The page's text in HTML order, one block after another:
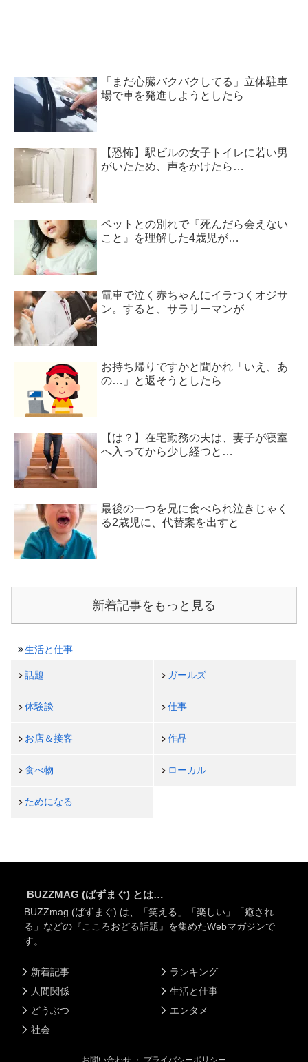
「まだ心臓バクバクしてる」立体駐車
場で車を発進しようとしたら
【恐怖】駅ビルの女子トイレに若い男
がいたため、声をかけたら…
ペットとの別れで『死んだら会えない
こと』を理解した4歳児が…
電車で泣く赤ちゃんにイラつくオジサ
ン。すると、サラリーマンが
お持ち帰りですかと聞かれ「いえ、あ
の…」と返そうとしたら
【は？】在宅勤務の夫は、妻子が寝室
へ入ってから少し経つと…
最後の一つを兄に食べられ泣きじゃく
る2歳児に、代替案を出すと
新着記事をもっと見る
生活と仕事
話題 ガールズ
体験談 仕事
お店＆接客 作品
食べ物 ローカル
ためになる
BUZZMAG (ばずまぐ) とは…
BUZZmag (ばずまぐ) は、「笑える」「楽しい」「癒され
る」などの『こころおどる話題』を集めたWebマガジンで
す。
新着記事
人間関係
どうぶつ
社会
ランキング
生活と仕事
エンタメ
お問い合わせ ・ プライバシーポリシー